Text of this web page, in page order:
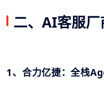
二、AI客服
1、合力亿捷：全栈